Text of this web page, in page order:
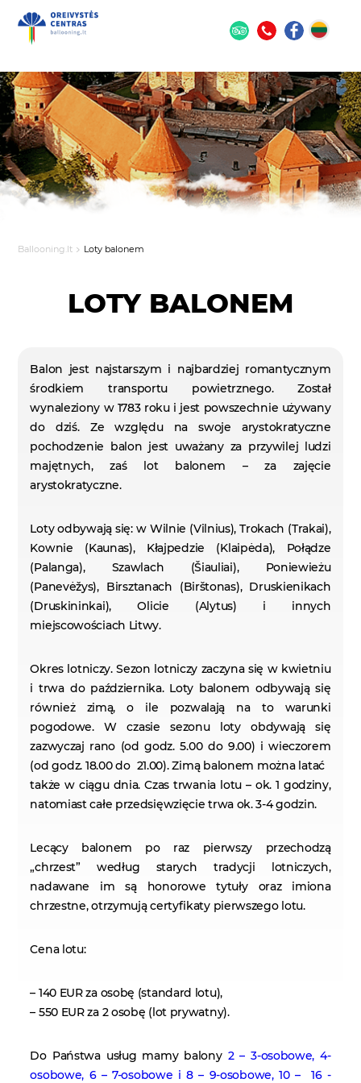
Ballooning.lt Loty balonem
LOTY BALONEM
Balon jest najstarszym i najbardziej romantycznym
środkiem transportu powietrznego. Został
wynaleziony w 1783 roku i jest powszechnie używany
do dziś. Ze względu na swoje arystokratyczne
pochodzenie balon jest uważany za przywilej ludzi
majętnych, zaś lot balonem – za zajęcie
arystokratyczne.
Loty odbywają się: w Wilnie (Vilnius), Trokach (Trakai),
Kownie (Kaunas), Kłajpedzie (Klaipėda), Połądze
(Palanga), Szawlach (Šiauliai), Poniewieżu
(Panevėžys), Birsztanach (Birštonas), Druskienikach
(Druskininkai), Olicie (Alytus) i innych
miejscowościach Litwy.
Okres lotniczy.Sezon lotniczy zaczyna się w kwietniu
i trwa do października. Loty balonem odbywają się
również zimą, o ile pozwalają na to warunki
pogodowe. W czasie sezonu loty obdywają się
zazwyczaj rano (od godz. 5.00 do 9.00) i wieczorem
(od godz. 18.00 do 21.00). Zimą balonem można latać
także w ciągu dnia. Czas trwania lotu – ok. 1 godziny,
natomiast całe przedsięwzięcie trwa ok. 3-4 godzin.
Lecący balonem po raz pierwszy przechodzą
„chrzest” według starych tradycji lotniczych,
nadawane im są honorowe tytuły oraz imiona
chrzestne, otrzymują certyfikaty pierwszego lotu.
Cena lotu:
– 140 EUR za osobę (standard lotu),
– 550 EUR za 2 osobę (lot prywatny).
Do Państwa usług mamy balony 2 – 3-osobowe, 4-
osobowe, 6 – 7-osobowe i 8 – 9-osobowe, 10 – 16 -